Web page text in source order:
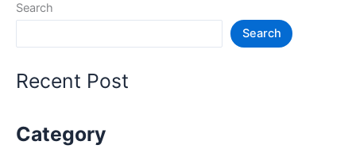
जगह
in
Search
Search
Recent Post
Category